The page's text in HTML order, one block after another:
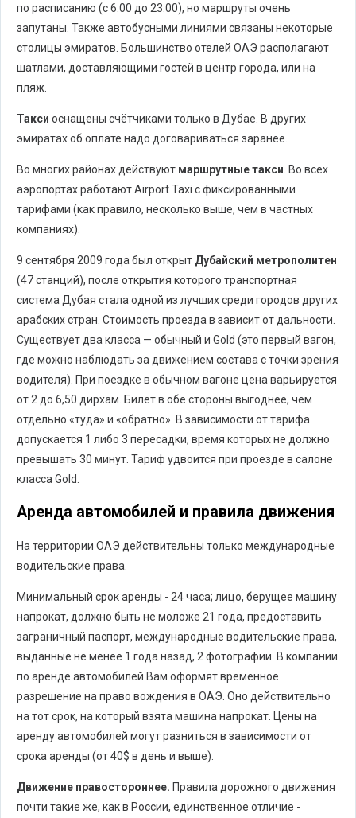
по расписанию (с 6:00 до 23:00), но маршруты очень
запутаны. Также автобусными линиями связаны некоторые
столицы эмиратов. Большинство отелей ОАЭ располагают
шатлами, доставляющими гостей в центр города, или на
пляж.
Такси оснащены счётчиками только в Дубае. В других
эмиратах об оплате надо договариваться заранее.
Во многих районах действуют маршрутные такси. Во всех
аэропортах работают Airport Taxi с фиксированными
тарифами (как правило, несколько выше, чем в частных
компаниях).
9 сентября 2009 года был открыт Дубайский метрополитен
(47 станций), после открытия которого транспортная
система Дубая стала одной из лучших среди городов других
арабских стран. Стоимость проезда в зависит от дальности.
Существует два класса — обычный и Gold (это первый вагон,
где можно наблюдать за движением состава с точки зрения
водителя). При поездке в обычном вагоне цена варьируется
от 2 до 6,50 дирхам. Билет в обе стороны выгоднее, чем
отдельно «туда» и «обратно». В зависимости от тарифа
допускается 1 либо 3 пересадки, время которых не должно
превышать 30 минут. Тариф удвоится при проезде в салоне
класса Gold.
Аренда автомобилей и правила движения
На территории ОАЭ действительны только международные
водительские права.
Минимальный срок аренды - 24 часа; лицо, берущее машину
напрокат, должно быть не моложе 21 года, предоставить
заграничный паспорт, международные водительские права,
выданные не менее 1 года назад, 2 фотографии. В компании
по аренде автомобилей Вам оформят временное
разрешение на право вождения в ОАЭ. Оно действительно
на тот срок, на который взята машина напрокат. Цены на
аренду автомобилей могут разниться в зависимости от
срока аренды (от 40$ в день и выше).
Движение правостороннее. Правила дорожного движения
почти такие же, как в России, единственное отличие -